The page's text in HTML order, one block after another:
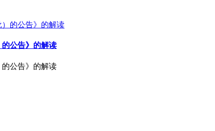
公告》的解读
公告》的解读